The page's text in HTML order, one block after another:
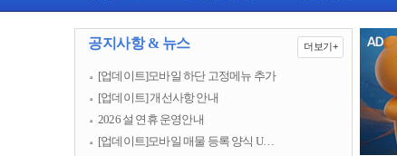
공지사항 & 뉴스 더보기+
[업데이트]모바일 하단 고정메뉴 추가
[업데이트] 개선사항 안내
2026 설 연휴 운영안내
[업데이트]모바일 매물 등록 양식 U…